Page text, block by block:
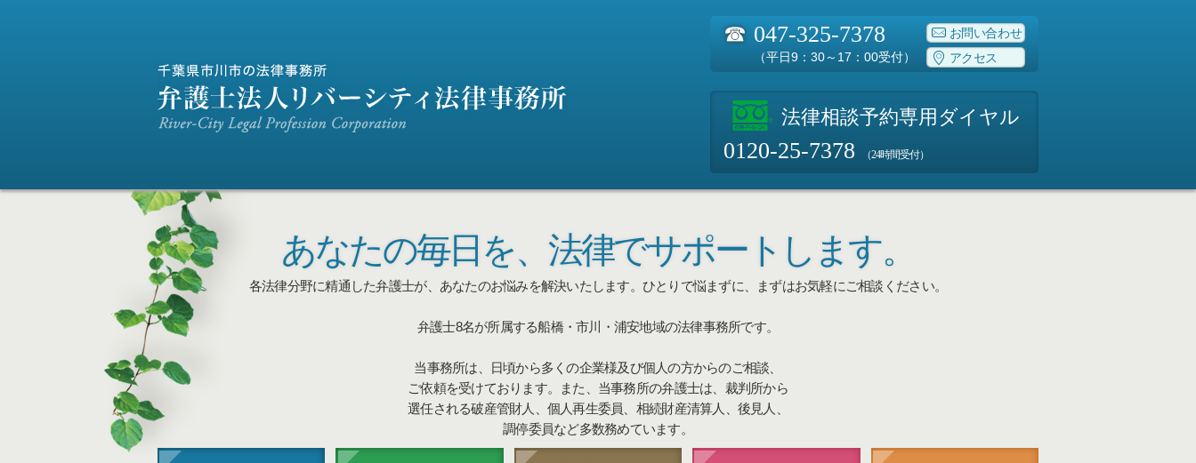
☎ 047-325-7378
（平日9：30～17：00受付）
お問い合わせ
アクセス
法律相談予約専用ダイヤル
0120-25-7378 （24時間受付）
あなたの毎日を、 法律でサポートします。
各法律分野に精通した弁護士が、あなたのお悩みを解決いたします。 ひとりで悩まずに、まずはお気軽にご相談ください。
弁護士8名が所属する船橋・市川・浦安地域の法律事務所です。
当事務所は、日頃から多くの企業様及び個人の方からのご相談、
ご依頼を受けております。また、当事務所の弁護士は、裁判所から
選任される破産管財人、個人再生委員、相続財産清算人、後見人、
調停委員など多数務めています。